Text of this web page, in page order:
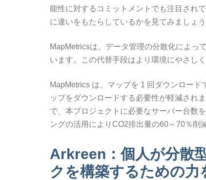
能性に対するコミットメントでも注目され
に違いをもたらしているかを見てみましょう
MapMetricsは、データ管理の分散化によっ
います。この代替手段はより環境にやさし
MapMetrics は、マップを 1 回ダウンロー
ップをダウンロードする必要性が軽減され
で、本プロジェクトに必要なサーバー台数
ングの活用によりCO2排出量の60～70％削
Arkreen：個人が分散
クを構築するための力